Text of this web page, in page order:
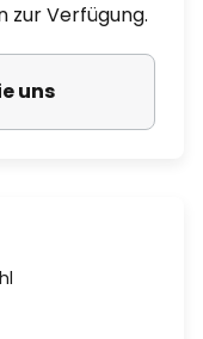
zur Verfügung.
uns